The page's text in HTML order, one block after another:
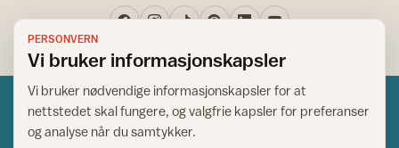
PERSONVERN
Vi bruker informasjonskapsler
Vi bruker nødvendige informasjonskapsler for at
nettstedet skal fungere, og valgfrie kapsler for preferanser
og analyse når du samtykker.